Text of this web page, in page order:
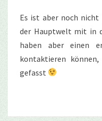
Es ist aber noch
der Hauptwelt mit in
haben aber einen
kontaktieren
gefasst